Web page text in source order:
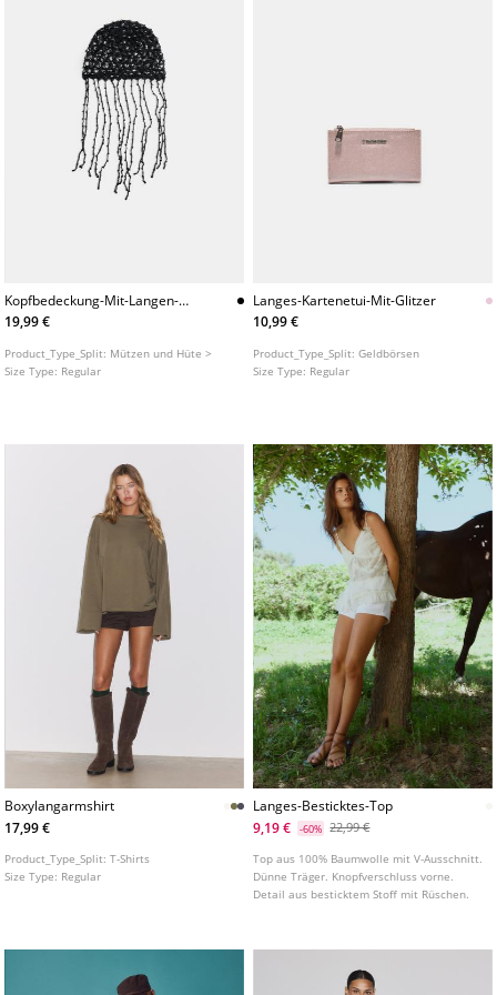
Kopfbedeckung-Mit-Langen-
Fransen
19,99 €
Product_Type_Split: Mützen und Hüte >
Size Type: Regular
Langes-Kartenetui-Mit-Glitzer
10,99 €
Product_Type_Split:Geldbörsen
Size Type: Regular
Boxylangarmshirt
17,99 €
Product_Type_Split:T-Shirts
Size Type: Regular
Langes-Besticktes-Top
9,19 €
-60% 22,99 €
Top aus 100% Baumwolle mit V-Ausschnitt.
Dünne Träger. Knopfverschluss vorne.
Detail aus besticktem Stoff mit Rüschen.